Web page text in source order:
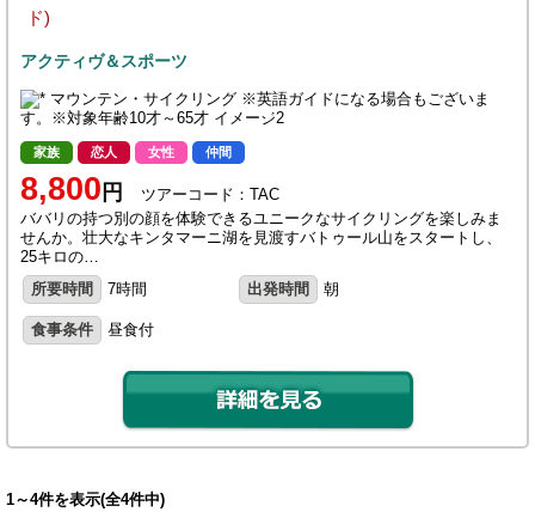
ド)
アクティヴ＆スポーツ
家族 恋人 女性 仲間
8,800 円
ツアーコード：TAC
ババリの持つ別の顔を体験できるユニークなサイクリングを楽しみま
せんか。壮大なキンタマーニ湖を見渡すバトゥール山をスタートし、
25キロの…
所要時間
7時間 出発時間 朝
食事条件 昼食付
1～4件を表示(全4件中)